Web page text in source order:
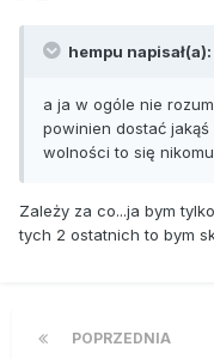
hempu napisał(a):
a ja w ogóle nie
powinien dostać jakąś
wolności to się nikomu
Zależy za co...ja bym
tych 2 ostatnich to bym
POPRZEDNIA